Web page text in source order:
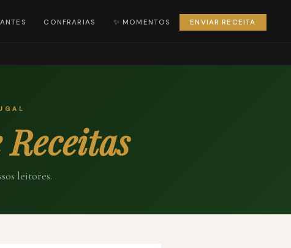
CONFRARIAS ✨ MOMENTOS ENVIAR RECEITA
leitores.